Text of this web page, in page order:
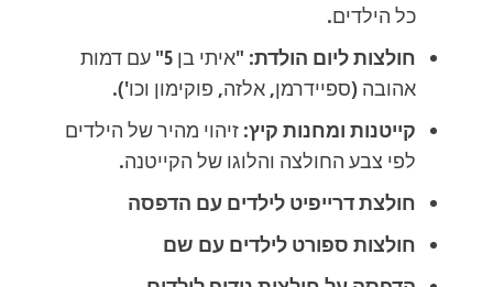
כל הילדים.
חולצות ליום הולדת:
"איתי בן 5" עם דמות
אהובה (ספיידרמן, אלזה, פוקימון וכו').
קייטנות ומחנות קיץ: זיהוי מהיר של הילדים
לפי צבע החולצה והלוגו של הקייטנה.
חולצת דרייפיט לילדים עם הדפסה
חולצות ספורט לילדים עם שם